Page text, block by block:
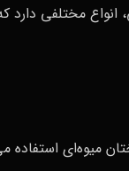
مختلفی دارد
میوه‌ای استفاده